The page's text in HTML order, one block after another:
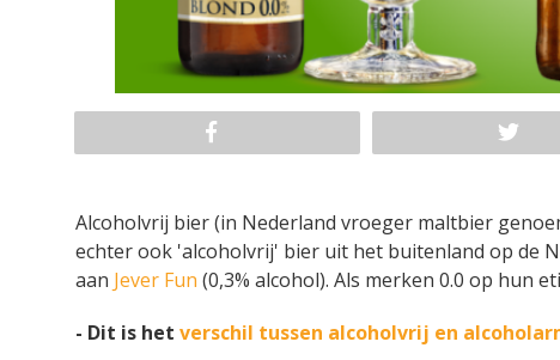
Alcoholvrij bier (in Nederland vroeger maltbier
echter ook 'alcoholvrij' bier uit het buitenland op de
aan Jever Fun (0,3% alcohol). Als merken 0.0 op hun
- Dit is het verschil tussen alcoholvrij en